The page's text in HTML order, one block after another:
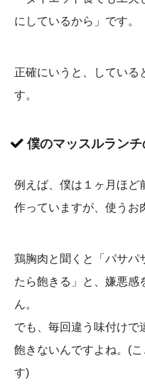
にしているから」です。
正確にいうと、している
す。
僕のマッスルランチ
例えば、僕は１ヶ月ほど
作っていますが、使うお
鶏胸肉と聞くと「パサパ
たら飽きる」と、嫌悪感
ん。
でも、毎回違う味付けで
飽きないんですよね。(
す)